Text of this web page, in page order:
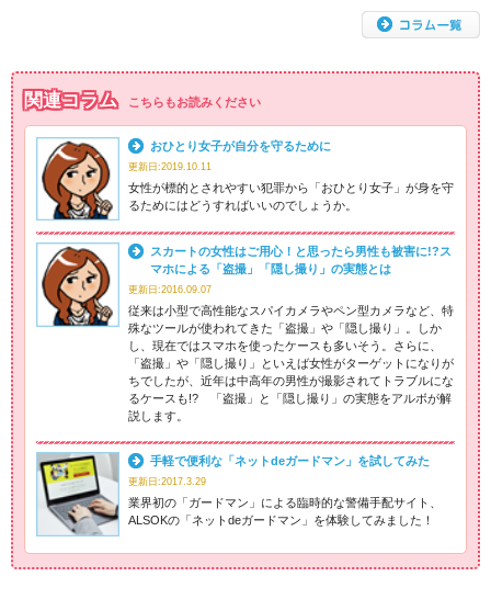
関連コラム こちらもお読みください
おひとり女子が自分を守るために
更新日:2019.10.11
女性が標的とされやすい犯罪から「おひとり女子」が身を守
るためにはどうすればいいのでしょうか。
スカートの女性はご用心！と思ったら男性も被害に!?ス
マホによる「盗撮」「隠し撮り」の実態とは
更新日:2016.09.07
従来は小型で高性能なスパイカメラやペン型カメラなど、特
殊なツールが使われてきた「盗撮」や「隠し撮り」。しか
し、現在ではスマホを使ったケースも多いそう。さらに、
「盗撮」や「隠し撮り」といえば女性がターゲットになりが
ちでしたが、近年は中高年の男性が撮影されてトラブルにな
るケースも!? 「盗撮」と「隠し撮り」の実態をアルボが解
説します。
手軽で便利な「ネットdeガードマン」を試してみた
更新日:2017.3.29
業界初の「ガードマン」による臨時的な警備手配サイト、
ALSOKの「ネットdeガードマン」を体験してみました！